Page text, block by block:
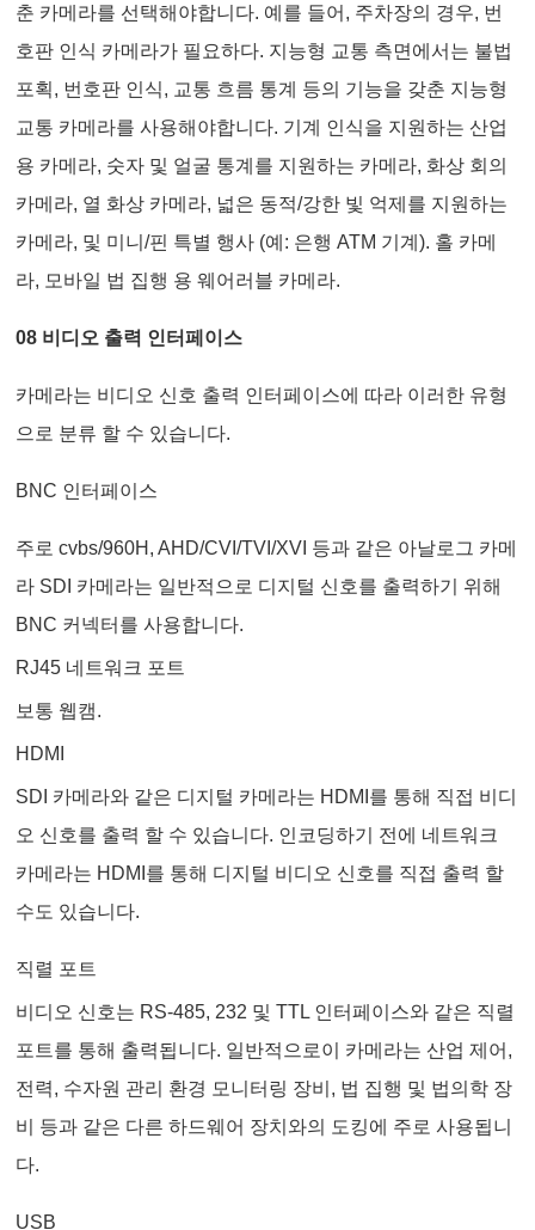
춘 카메라를 선택해야합니다. 예를 들어, 주차장의 경우, 번
호판 인식 카메라가 필요하다. 지능형 교통 측면에서는 불법
포획, 번호판 인식, 교통 흐름 통계 등의 기능을 갖춘 지능형
교통 카메라를 사용해야합니다. 기계 인식을 지원하는 산업
용 카메라, 숫자 및 얼굴 통계를 지원하는 카메라, 화상 회의
카메라, 열 화상 카메라, 넓은 동적/강한 빛 억제를 지원하는
카메라, 및 미니/핀 특별 행사 (예: 은행 ATM 기계). 홀 카메
라, 모바일 법 집행 용 웨어러블 카메라.
08 비디오 출력 인터페이스
카메라는 비디오 신호 출력 인터페이스에 따라 이러한 유형
으로 분류 할 수 있습니다.
BNC 인터페이스
주로 cvbs/960H, AHD/CVI/TVI/XVI 등과 같은 아날로그 카메
라 SDI 카메라는 일반적으로 디지털 신호를 출력하기 위해
BNC 커넥터를 사용합니다.
RJ45 네트워크 포트
보통 웹캠.
HDMI
SDI 카메라와 같은 디지털 카메라는 HDMI를 통해 직접 비디
오 신호를 출력 할 수 있습니다. 인코딩하기 전에 네트워크
카메라는 HDMI를 통해 디지털 비디오 신호를 직접 출력 할
수도 있습니다.
직렬 포트
비디오 신호는 RS-485, 232 및 TTL 인터페이스와 같은 직렬
포트를 통해 출력됩니다. 일반적으로이 카메라는 산업 제어,
전력, 수자원 관리 환경 모니터링 장비, 법 집행 및 법의학 장
비 등과 같은 다른 하드웨어 장치와의 도킹에 주로 사용됩니
다.
USB